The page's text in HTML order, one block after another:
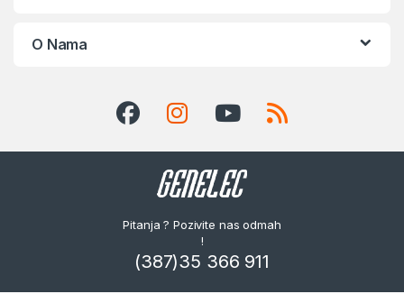
O Nama
Pitanja ? Pozivite nas odmah
!
(387)35 366 911